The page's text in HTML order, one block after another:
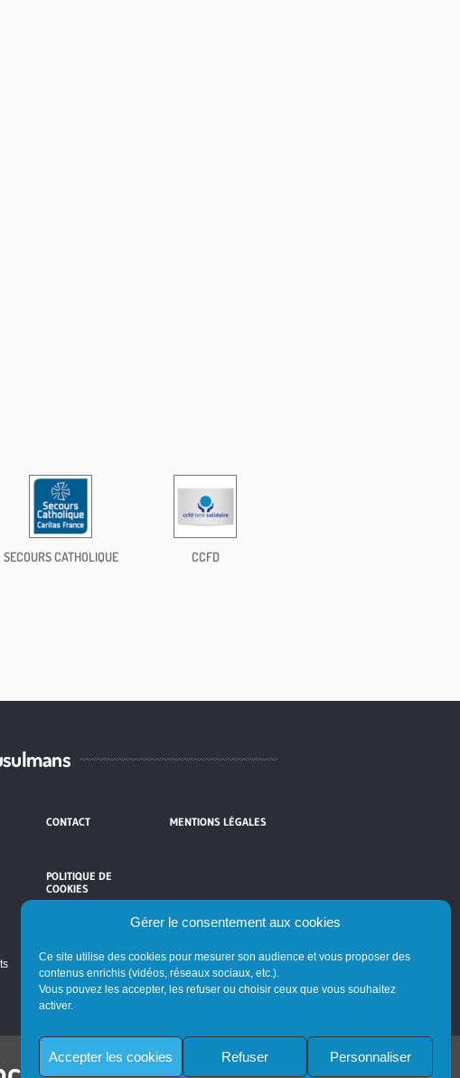
Gérer le consentement aux cookies
Ce site utilise des cookies pour mesurer son audience et vous proposer des
contenus enrichis (vidéos, réseaux sociaux, etc.).
Vous pouvez les accepter, les refuser ou choisir ceux que vous souhaitez
activer.
Accepter les cookies Refuser Personnaliser
SECOURS CATHOLIQUE CCFD
CONTACT MENTIONS LÉGALES
POLITIQUE DE
COOKIES